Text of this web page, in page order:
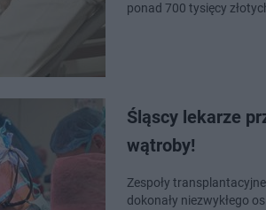
ponad 700 tysięcy
Śląscy lekarze
wątroby!
Zespoły
dokonały niezwykłego